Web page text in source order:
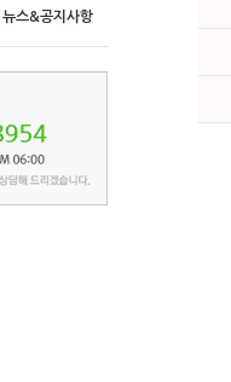
뉴스&공지사항